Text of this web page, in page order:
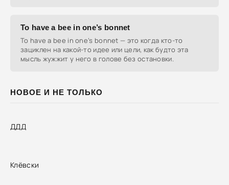
НОВОЕ И НЕ ТОЛЬКО
ДДД
Клёвски
To have a bee in one’s bonnet
To have a bee in one’s bonnet — это когда кто-то
зациклен на какой-то идее или цели, как будто эта
мысль жужжит у него в голове без остановки.